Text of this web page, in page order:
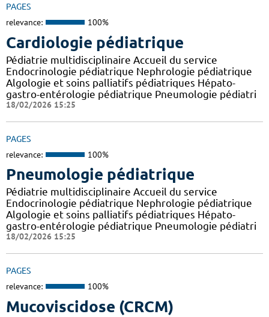
PAGES
relevance: 100%
Cardiologie pédiatrique
Pédiatrie multidisciplinaire Accueil du service
Endocrinologie pédiatrique Nephrologie pédiatrique
Algologie et soins palliatifs pédiatriques Hépato-
gastro-entérologie pédiatrique Pneumologie pédiatri
18/02/2026 15:25
PAGES
relevance: 100%
Pneumologie pédiatrique
Pédiatrie multidisciplinaire Accueil du service
Endocrinologie pédiatrique Nephrologie pédiatrique
Algologie et soins palliatifs pédiatriques Hépato-
gastro-entérologie pédiatrique Pneumologie pédiatri
18/02/2026 15:25
PAGES
relevance: 100%
Mucoviscidose (CRCM)